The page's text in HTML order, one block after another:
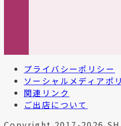
プライバシーポリシー
ソーシャルメディアポ
関連リンク
ご出店について